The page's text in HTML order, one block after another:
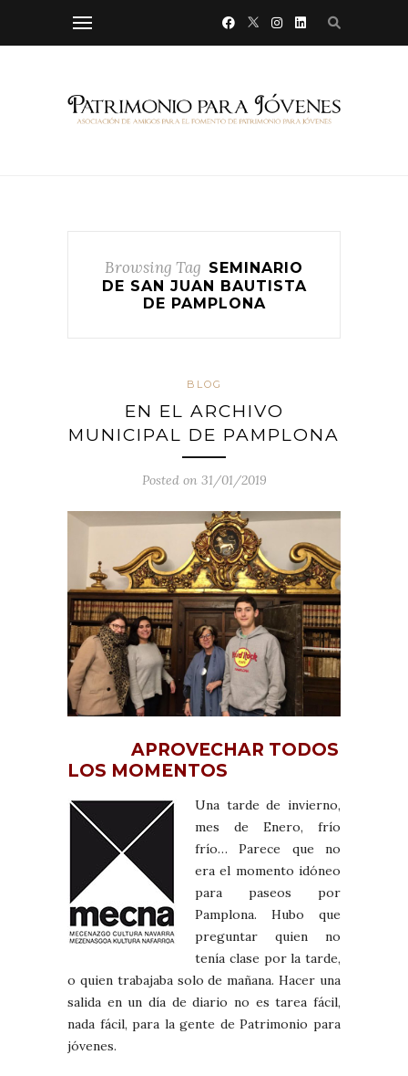
Browsing Tag SEMINARIO
DE SAN JUAN BAUTISTA
DE PAMPLONA
BLOG
EN EL ARCHIVO
MUNICIPAL DE PAMPLONA
Posted on 31/01/2019
APROVECHAR TODOS
LOS MOMENTOS
Una tarde de invierno,
mes de Enero, frío
frío… Parece que no
era el momento idóneo
para paseos por
Pamplona. Hubo que
preguntar quien no
tenía clase por la tarde,
o quien trabajaba solo de mañana. Hacer una
salida en un día de diario no es tarea fácil,
nada fácil, para la gente de Patrimonio para
jóvenes.